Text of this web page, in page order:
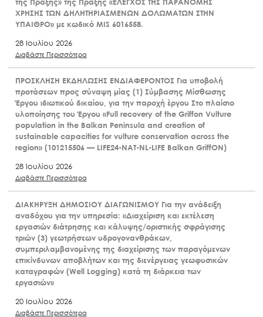
ΧΡΗΣΗΣ ΤΩΝ ΔΗΛΗΤΗΡΙΑΣΜΕΝΩΝ ΔΟΛΩΜΑΤΩΝ ΣΤΗΝ
ΥΠΑΙΘΡΟ» με κωδικό MIS 6016558.
28 Ιουλίου 2026
Διαβάστε Περισσότερα
ΠΡΟΣΚΛΗΣΗ ΕΚΔΗΛΩΣΗΣ ΕΝΔΙΑΦΕΡΟΝΤΟΣ Για υποβολή
προτάσεων προς σύναψη μίας (1) Σύμβασης Μίσθωσης
Έργου ιδιωτικού δικαίου, για την παροχή έργου Στο πλαίσιο
υλοποίησης του Έργου «Full recovery of the Griffon Vulture
population in the Balkan Peninsula and creation of
sustainable capacities for vulture conservation across the
region» (101215506 — LIFE24-NAT-NL-LIFE Balkan GriffON)
28 Ιουλίου 2026
Διαβάστε Περισσότερα
ΔΙΑΚΗΡΥΞΗ ΔΗΜΟΣΙΟΥ ΔΙΑΓΩΝΙΣΜΟΥ Για την ανάδειξη
αναδόχου για την υπηρεσία: «Διαχείριση και εκτέλεση
εργασιών διάτρησης και κάλυψης/οριστικής σφράγισης
τριών (3) γεωτρήσεων υδρογονανθράκων,
συμπεριλαμβανομένης της διαχείρισης των παραγόμενων
επικίνδυνων αποβλήτων και της διενέργειας γεωφυσικών
καταγραφών (Well Logging) κατά τη διάρκεια των
εργασιών»
20 Ιουλίου 2026
Διαβάστε Περισσότερα